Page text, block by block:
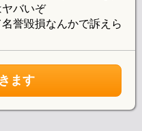
バいぞ
誉毀損なんかで訴えら
ます